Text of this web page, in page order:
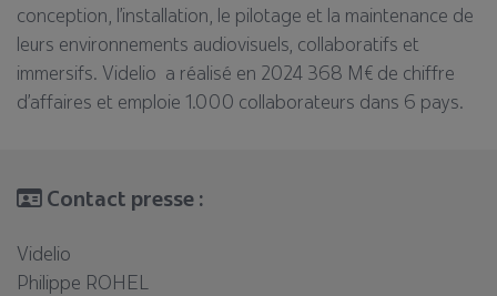
conception, l’installation, le pilotage et la maintenance de
leurs environnements audiovisuels, collaboratifs et
immersifs. Videlio a réalisé en 2024 368 M€ de chiffre
d’affaires et emploie 1.000 collaborateurs dans 6 pays.
Contact presse :
Videlio
Philippe ROHEL